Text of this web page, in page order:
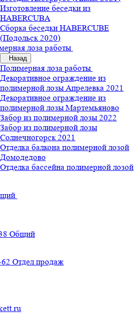
Изготовление беседки из
HABERCUBA
Сборка беседки HABERCUBE
(Подольск 2020)
лоза работы
Назад
Полимерная лоза работы
Декоративное ограждение из
полимерной лозы Апрелевка 2021
Декоративное ограждение из
полимерной лозы Мартемьяново
Забор из полимерной лозы 2022
Забор из полимерной лозы
Солнечногорск 2021
Отделка балкона полимерной лозой
Домодедово
Отделка бассейна полимерной лозой
Общий
Отдел продаж